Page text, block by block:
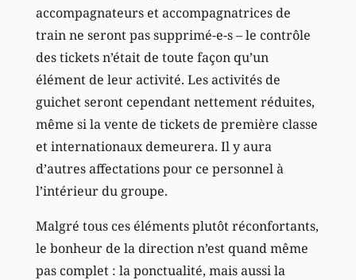
accompagnateurs et accompagnatrices de
train ne seront pas supprimé-e-s – le contrôle
des tickets n’était de toute façon qu’un
élément de leur activité. Les activités de
guichet seront cependant nettement réduites,
même si la vente de tickets de première classe
et internationaux demeurera. Il y aura
d’autres affectations pour ce personnel à
l’intérieur du groupe.
Malgré tous ces éléments plutôt réconfortants,
le bonheur de la direction n’est quand même
pas complet : la ponctualité, mais aussi la